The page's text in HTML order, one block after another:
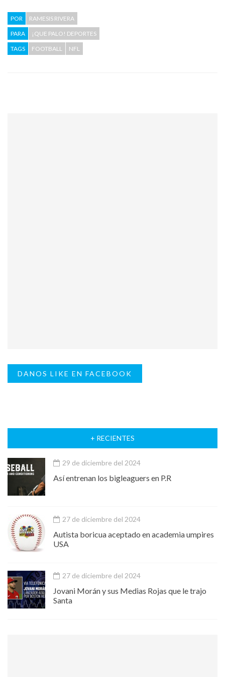
POR
RAMESIS RIVERA
PARA
¡QUE PALO! DEPORTES
TAGS
FOOTBALL NFL
DANOS LIKE EN FACEBOOK
+ RECIENTES
29 de diciembre del 2024
Así entrenan los bigleaguers en P.R
27 de diciembre del 2024
Autista boricua aceptado en academia umpires
USA
27 de diciembre del 2024
Jovani Morán y sus Medias Rojas que le trajo
Santa